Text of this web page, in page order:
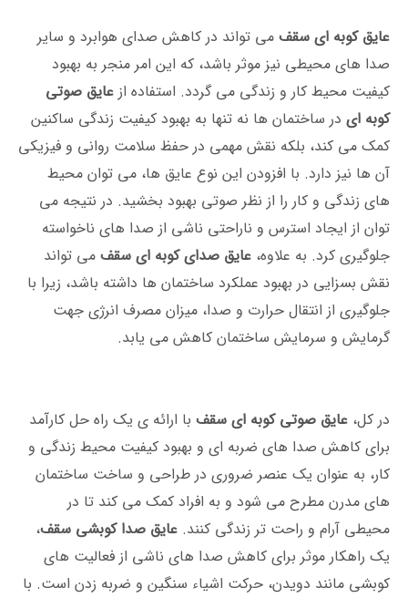
عایق کوبه ‌ای سقف می ‌تواند در کاهش صدای هوابرد و سایر
صدا های محیطی نیز موثر باشد، که این امر منجر به بهبود
کیفیت محیط کار و زندگی می گردد. استفاده از عایق صوتی
کوبه ‌ای در ساختمان ‌ها نه تنها به بهبود کیفیت زندگی ساکنین
کمک می ‌کند، بلکه نقش مهمی در حفظ سلامت روانی و فیزیکی
آن ها نیز دارد. با افزودن این نوع عایق ‌ها، می ‌توان محیط
‌های زندگی و کار را از نظر صوتی بهبود بخشید. در نتیجه می
توان از ایجاد استرس و ناراحتی ناشی از صدا های ناخواسته
جلوگیری کرد. به علاوه، عایق صدای کوبه ‌ای سقف می ‌تواند
نقش بسزایی در بهبود عملکرد ساختمان ها داشته باشد، زیرا با
جلوگیری از انتقال حرارت و صدا، میزان مصرف انرژی جهت
گرمایش و سرمایش ساختمان کاهش می ‌یابد.
در کل، عایق صوتی کوبه ‌ای سقف با ارائه ی یک راه حل کارآمد
برای کاهش صدا های ضربه ‌ای و بهبود کیفیت محیط زندگی و
کار، به عنوان یک عنصر ضروری در طراحی و ساخت ساختمان
‌های مدرن مطرح می ‌شود و به افراد کمک می ‌کند تا در
محیطی آرام و راحت ‌تر زندگی کنند. عایق صدا کوبشی سقف،
یک راهکار موثر برای کاهش صدا های ناشی از فعالیت ‌های
کوبشی مانند دویدن، حرکت اشیاء سنگین و ضربه ‌زدن است. با